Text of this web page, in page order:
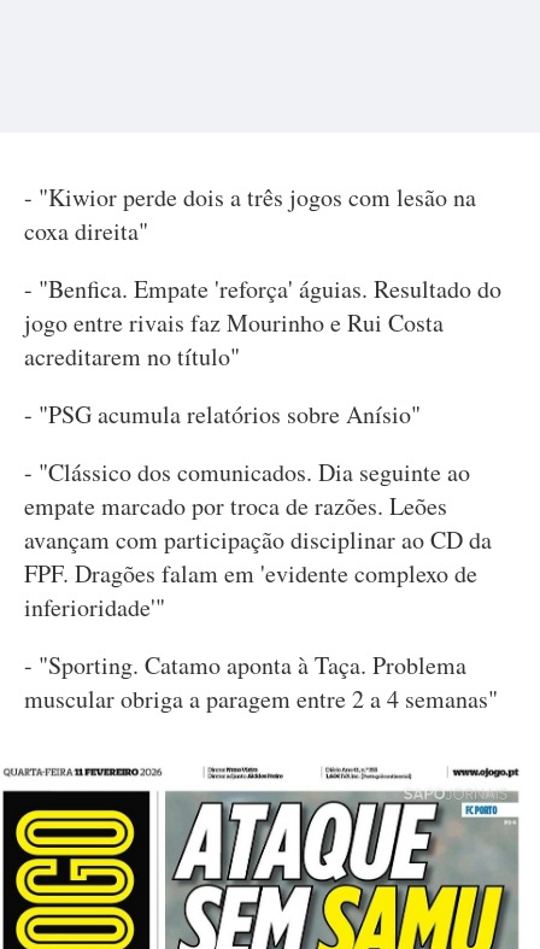
- "Kiwior perde dois a três jogos com lesão na
coxa direita"
- "Benfica. Empate 'reforça' águias. Resultado do
jogo entre rivais faz Mourinho e Rui Costa
acreditarem no título"
- "PSG acumula relatórios sobre Anísio"
- "Clássico dos comunicados. Dia seguinte ao
empate marcado por troca de razões. Leões
avançam com participação disciplinar ao CD da
FPF. Dragões falam em 'evidente complexo de
inferioridade'"
- "Sporting. Catamo aponta à Taça. Problema
muscular obriga a paragem entre 2 a 4 semanas"